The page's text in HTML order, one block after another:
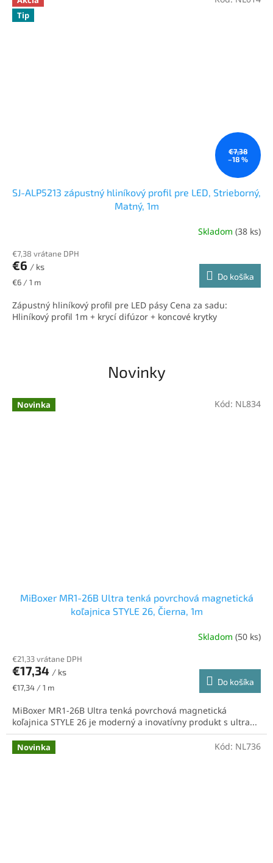
Tip
€7,38
–18 %
SJ-ALP5213 zápustný hliníkový profil pre LED, Strieborný,
Matný, 1m
produktu
je
5,0
5
hviezdičiek.
Skladom(38 ks)
€7,38 vrátane DPH
€6 / ks
Jednotková
€6 / 1 m
Do košíka
Zápustný hliníkový profil pre LED pásy Cena za sadu:
Hliníkový profil 1m + krycí difúzor + koncové krytky
Novinky
Novinka
MiBoxer MR1-26B Ultra tenká povrchová magnetická
koľajnica STYLE 26, Čierna, 1m
Skladom (50 ks)
€21,33 vrátane DPH
€17,34 / ks
Jednotková
€17,34 / 1 m
Do košíka
MiBoxer MR1-26B Ultra tenká povrchová magnetická
koľajnica STYLE 26 je moderný a inovatívny produkt s ultra...
Kód: NL834
Novinka Kód: NL736